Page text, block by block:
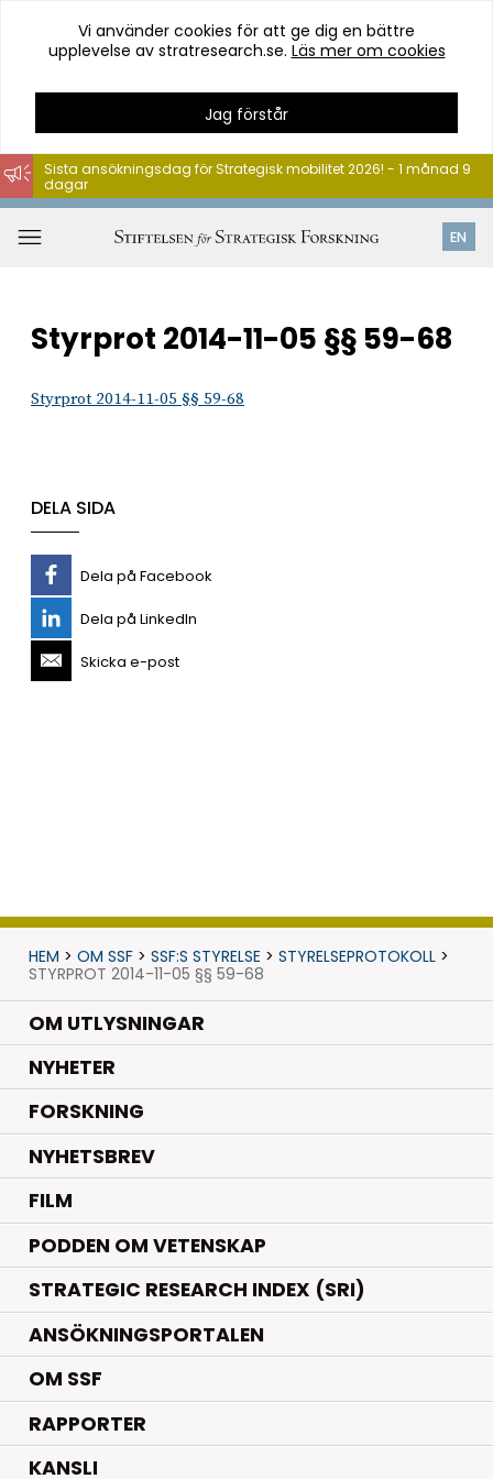
Hoppa
till
innehåll
Vi använder cookies för att ge dig en bättre
upplevelse av stratresearch.se. Läs mer om cookies
Jag förstår
EN
Sista ansökningsdag för Strategisk mobilitet 2026! - 1 månad 9
dagar
Styrprot 2014-11-05 §§ 59-68
Styrprot 2014-11-05 §§ 59-68
DELA SIDA
Dela på Facebook
Dela på LinkedIn
Skicka e-post
HEM > OM SSF> SSF:S STYRELSE > STYRELSEPROTOKOLL>
STYRPROT 2014-11-05 §§ 59-68
OM UTLYSNINGAR
NYHETER.
FORSKNING.
NYHETSBREV
FILM
PODDEN OM VETENSKAP
STRATEGIC RESEARCH INDEX (SRI)
ANSÖKNINGSPORTALEN
OM SSF
RAPPORTER
KANSLI